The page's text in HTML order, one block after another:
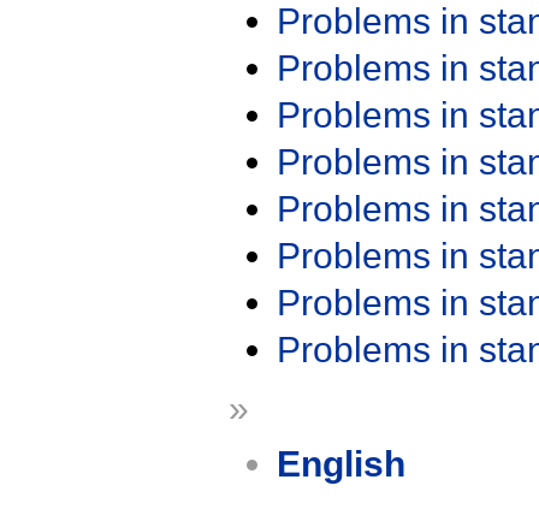
Problems in
Problems in
Problems in
Problems in
Problems in
Problems in
Problems in
Problems in
»
English